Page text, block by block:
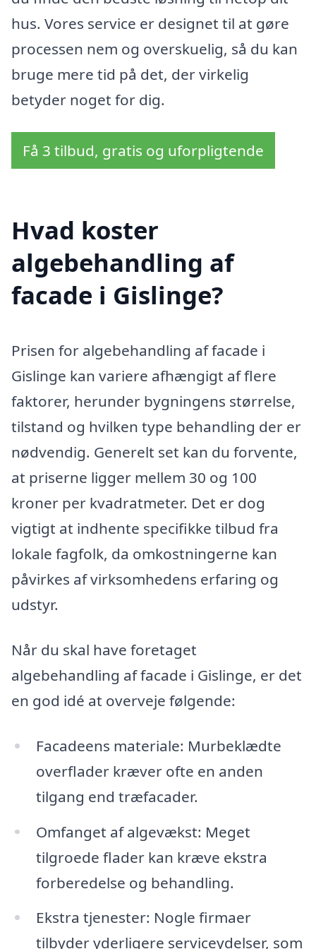
hus. Vores service er designet til at gøre
processen nem og overskuelig, så du kan
bruge mere tid på det, der virkelig
betyder noget for dig.
Få 3 tilbud, gratis og uforpligtende
Hvad koster
algebehandling af
facade i Gislinge?
Prisen for algebehandling af facade i
Gislinge kan variere afhængigt af flere
faktorer, herunder bygningens størrelse,
tilstand og hvilken type behandling der er
nødvendig. Generelt set kan du forvente,
at priserne ligger mellem 30 og 100
kroner per kvadratmeter. Det er dog
vigtigt at indhente specifikke tilbud fra
lokale fagfolk, da omkostningerne kan
påvirkes af virksomhedens erfaring og
udstyr.
Når du skal have foretaget
algebehandling af facade i Gislinge, er det
en god idé at overveje følgende:
Facadeens materiale: Murbeklædte
overflader kræver ofte en anden
tilgang end træfacader.
Omfanget af algevækst: Meget
tilgroede flader kan kræve ekstra
forberedelse og behandling.
Ekstra tjenester: Nogle firmaer
tilbyder yderligere serviceydelser, som